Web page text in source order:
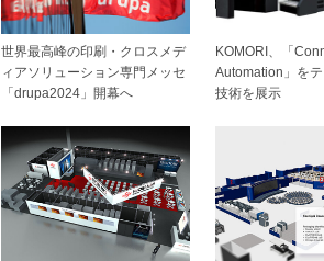
世界最高峰の印刷・クロスメデ
ィアソリューション専門メッセ
「drupa2024」開幕へ
KOMORI、「
Automation」を
技術を展示